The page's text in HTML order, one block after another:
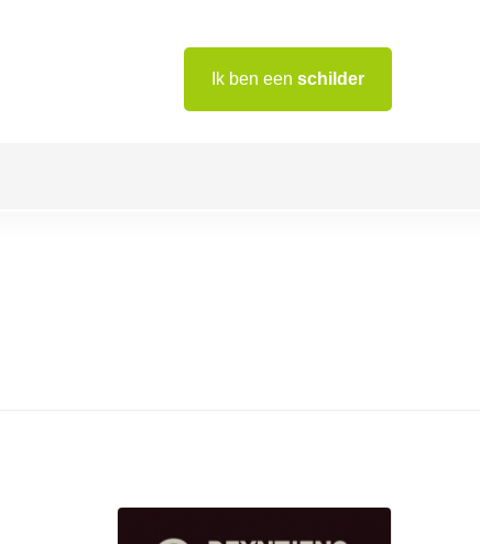
Ik ben een schilder